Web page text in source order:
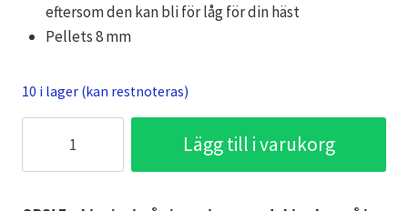
eftersom den kan bli för låg för din häst
Pellets 8 mm
10 i lager (kan restnoteras)
Original
Lägg till i varukorg